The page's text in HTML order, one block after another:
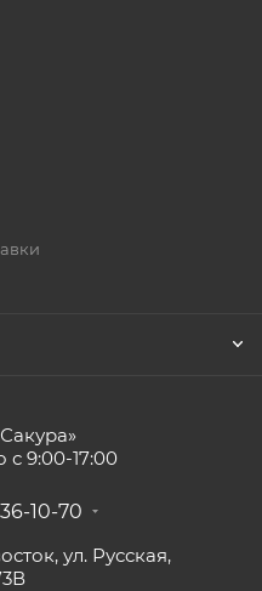
9:00-17:00
10-70
ул. Русская,